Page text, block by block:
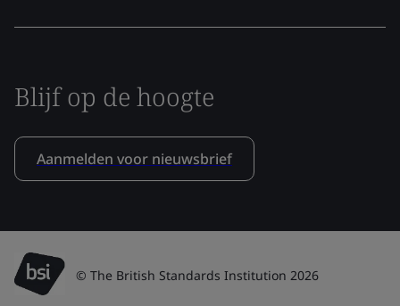
Blijf op de hoogte
Aanmelden voor nieuwsbrief
© The British Standards Institution 2026